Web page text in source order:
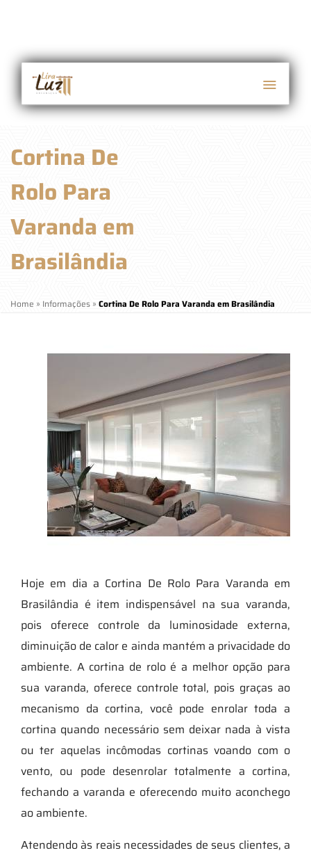
Cortina De
Rolo Para
Varanda em
Brasilândia
Home » Informações » Cortina De Rolo Para Varanda em Brasilândia
Hoje em dia a Cortina De Rolo Para Varanda em
Brasilândia é item indispensável na sua varanda,
pois oferece controle da luminosidade externa,
diminuição de calor e ainda mantém a privacidade do
ambiente. A cortina de rolo é a melhor opção para
sua varanda, oferece controle total, pois graças ao
mecanismo da cortina, você pode enrolar toda a
cortina quando necessário sem deixar nada à vista
ou ter aquelas incômodas cortinas voando com o
vento, ou pode desenrolar totalmente a cortina,
fechando a varanda e oferecendo muito aconchego
ao ambiente.
Atendendo às reais necessidades de seus clientes, a